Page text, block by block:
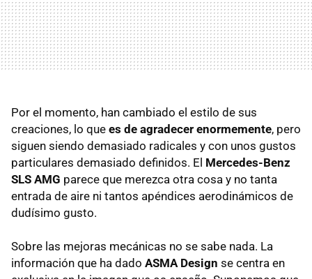
Por el momento, han cambiado el estilo de sus
creaciones, lo que es de agradecer enormemente, pero
siguen siendo demasiado radicales y con unos gustos
particulares demasiado definidos. El Mercedes-Benz
SLS AMG parece que merezca otra cosa y no tanta
entrada de aire ni tantos apéndices aerodinámicos de
dudísimo gusto.
Sobre las mejoras mecánicas no se sabe nada. La
información que ha dado ASMA Design se centra en